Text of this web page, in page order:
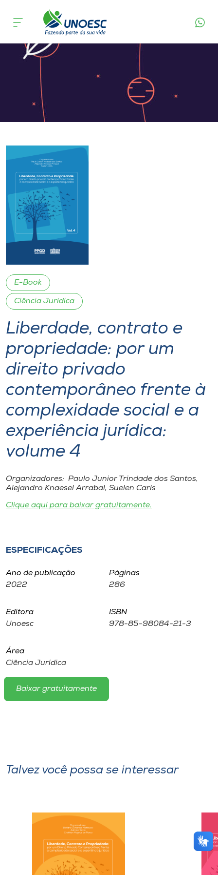
Cursos
Onde estamos
Atendimento ao Estudante
Unoesc
Internacionalização
I.nova
Cultura
CPA
Biblioteca
Editora
Rádio
Museu
Store
A+
E-Book
Ciência Jurídica
Liberdade, contrato e
propriedade: por um
direito privado
contemporâneo frente à
complexidade social e a
experiência jurídica:
volume 4
Organizadores: Paulo Junior Trindade dos Santos,
Alejandro Knaesel Arrabal, Suelen Carls
Clique aqui para baixar gratuitamente.
ESPECIFICAÇÕES
Ano de publicação
2022
Páginas
286
Editora
Unoesc
ISBN
978-85-98084-21-3
Área
Ciência Jurídica
Baixar gratuitamente
Talvez você possa se interessar